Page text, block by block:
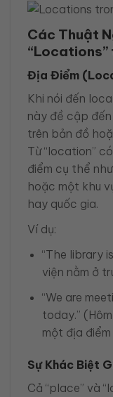
Các Thuật
Địa Điểm
Khi nói đến
này đề cập
trên bản đồ
Từ “location”
điểm cụ thể
hoặc một khu
hay quốc gia.
Ví dụ:
“The library
viện nằm ở
“We are
today.”
một địa
Sự Khác Biệt
Cả “place” và